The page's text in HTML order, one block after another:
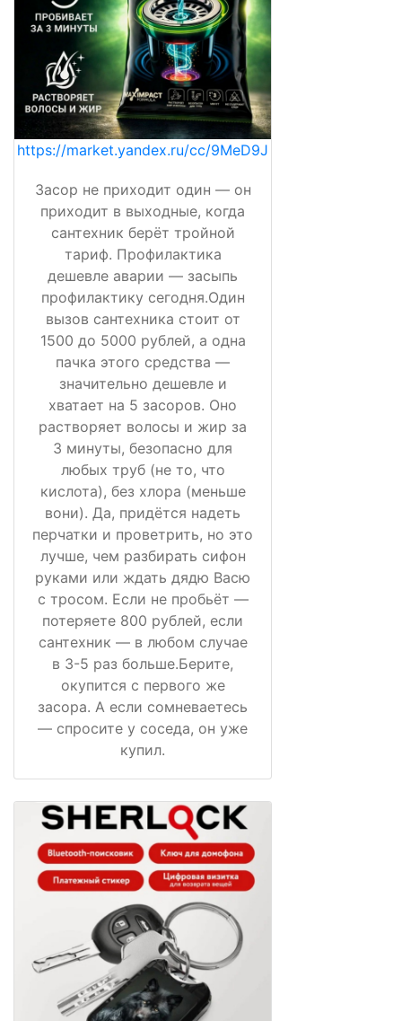
https://market.yandex.ru/cc/9MeD9J
Засор не приходит один — он
приходит в выходные, когда
сантехник берёт тройной
тариф. Профилактика
дешевле аварии — засыпь
профилактику сегодня.Один
вызов сантехника стоит от
1500 до 5000 рублей, а одна
пачка этого средства —
значительно дешевле и
хватает на 5 засоров. Оно
растворяет волосы и жир за
3 минуты, безопасно для
любых труб (не то, что
кислота), без хлора (меньше
вони). Да, придётся надеть
перчатки и проветрить, но это
лучше, чем разбирать сифон
руками или ждать дядю Васю
с тросом. Если не пробьёт —
потеряете 800 рублей, если
сантехник — в любом случае
в 3-5 раз больше.Берите,
окупится с первого же
засора. А если сомневаетесь
— спросите у соседа, он уже
купил.